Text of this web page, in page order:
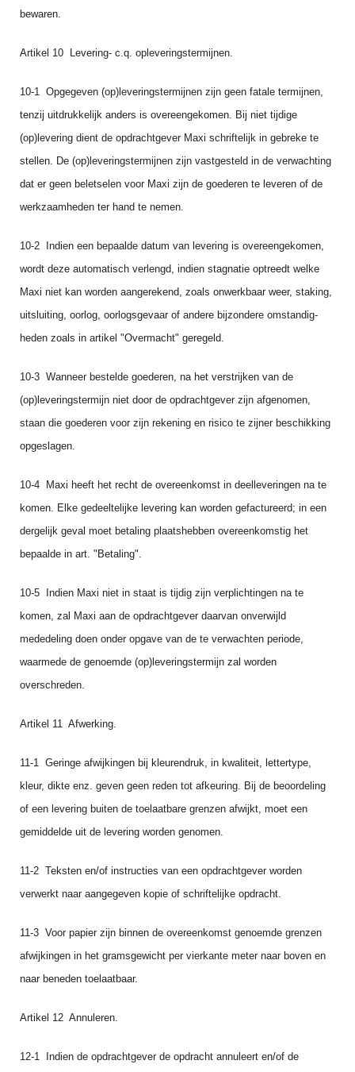
bewaren.
Artikel 10 Levering‑ c.q. opleveringstermijnen.
10‑1 Opgegeven (op)leveringstermijnen zijn geen fatale termijnen,
tenzij uitdrukkelijk anders is overeengekomen. Bij niet tijdige
(op)levering dient de opdrachtgever Maxi schriftelijk in gebreke te
stellen. De (op)leveringstermijnen zijn vastgesteld in de verwachting
dat er geen beletselen voor Maxi zijn de goederen te leveren of de
werkzaamheden ter hand te nemen.
10-2 Indien een bepaalde datum van levering is overeengekomen,
wordt deze automatisch verlengd, indien stagnatie optreedt welke
Maxi niet kan worden aangerekend, zoals onwerkbaar weer, staking,
uitsluiting, oorlog, oorlogsgevaar of andere bijzondere omstandig­
heden zoals in artikel "Overmacht" geregeld.
10‑3 Wanneer bestelde goederen, na het verstrijken van de
(op)leveringstermijn niet door de opdrachtgever zijn afgenomen,
staan die goederen voor zijn rekening en risico te zijner beschik­king
opgeslagen.
10‑4 Maxi heeft het recht de overeenkomst in deelleveringen na te
komen. Elke gedeelte­lijke levering kan worden gefactureerd; in een
dergelijk geval moet betaling plaatshebben overeenkom­stig het
bepaalde in art. "Betaling".
10-5 Indien Maxi niet in staat is tijdig zijn verplichtingen na te
komen, zal Maxi aan de opdrachtge­ver daarvan onverwijld
mededeling doen onder opgave van de te verwachten periode,
waarmede de genoemde (op)leveringstermijn zal worden
overschreden.
Artikel 11 Afwerking.
11‑1 Geringe afwijkingen bij kleurendruk, in kwaliteit, lettertype,
kleur, dikte enz. geven geen reden tot afkeuring. Bij de beoordeling
of een levering buiten de toelaatbare grenzen afwijkt, moet een
gemiddelde uit de levering worden genomen.
11‑2 Teksten en/of instructies van een opdrachtgever worden
verwerkt naar aangegeven kopie of schriftelijke opdracht.
11‑3 Voor papier zijn binnen de overeenkomst genoemde grenzen
afwijkingen in het gramsgewicht per vierkante meter naar boven en
naar beneden toelaatbaar.
Artikel 12 Annuleren.
12‑1 Indien de opdrachtgever de opdracht annuleert en/of de